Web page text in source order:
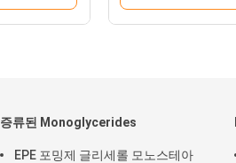
증류된 Monoglycerides
EPE 포밍제 글리세롤 모노스테아